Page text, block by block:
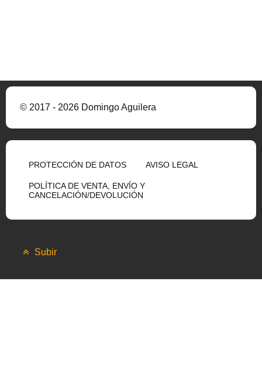
© 2017 - 2026 Domingo Aguilera
PROTECCIÓN DE DATOS AVISO LEGAL
POLÍTICA DE VENTA, ENVÍO Y
CANCELACIÓN/DEVOLUCIÓN
Subir